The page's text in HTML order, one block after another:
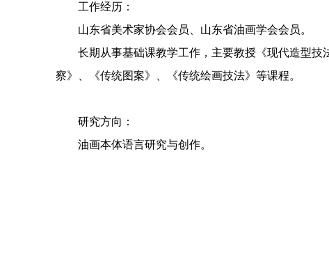
工作经历：
山东省美术家协会会员、山东省油画学会会员。
长期从事基础课教学工作，主要教授《现代造型
察》、《传统图案》、《传统绘画技法》等课程。
研究方向：
油画本体语言研究与创作。